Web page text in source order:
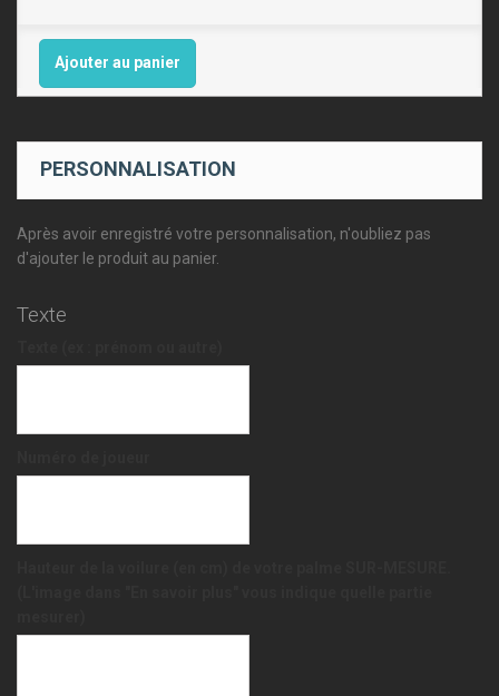
Ajouter au panier
PERSONNALISATION
Après avoir enregistré votre personnalisation, n'oubliez pas
d'ajouter le produit au panier.
Texte